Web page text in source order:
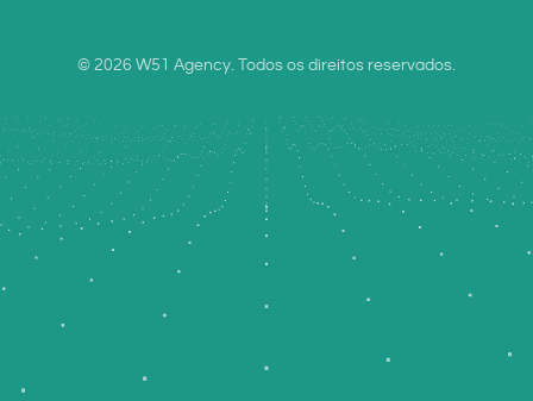
© 2026 W51 Agency. Todos os direitos reservados.